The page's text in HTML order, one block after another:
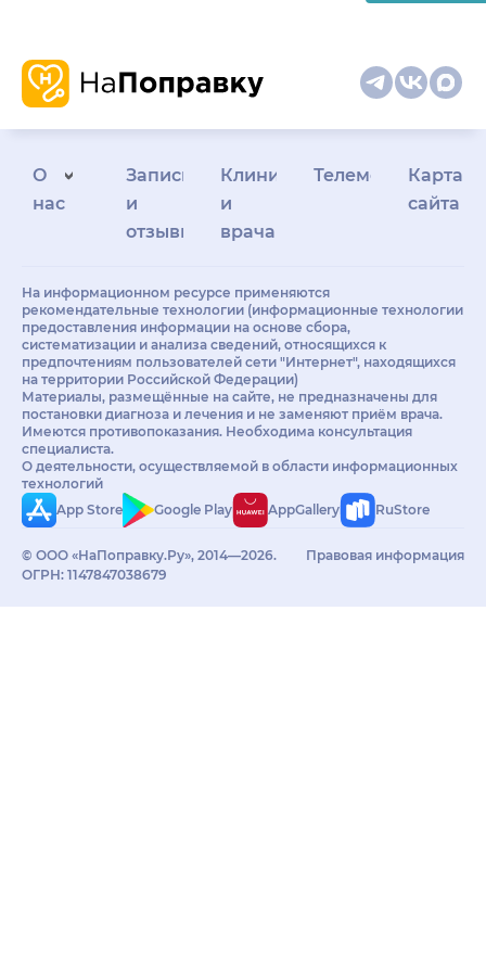
О
нас
Запись
и
отзывы
Клиникам
и
врачам
Телемедицина
Карта
сайта
На информационном ресурсе применяются
рекомендательные технологии (информационные технологии
предоставления информации на основе сбора,
систематизации и анализа сведений, относящихся к
предпочтениям пользователей сети "Интернет", находящихся
на территории Российской Федерации)
Материалы, размещённые на сайте, не предназначены для
постановки диагноза и лечения и не заменяют приём врача.
Имеются противопоказания. Необходима консультация
специалиста.
О деятельности, осуществляемой в области информационных
технологий
App Store
Google Play AppGallery RuStore
© ООО «НаПоправку.Ру», 2014—2026.
ОГРН: 1147847038679
Правовая информация